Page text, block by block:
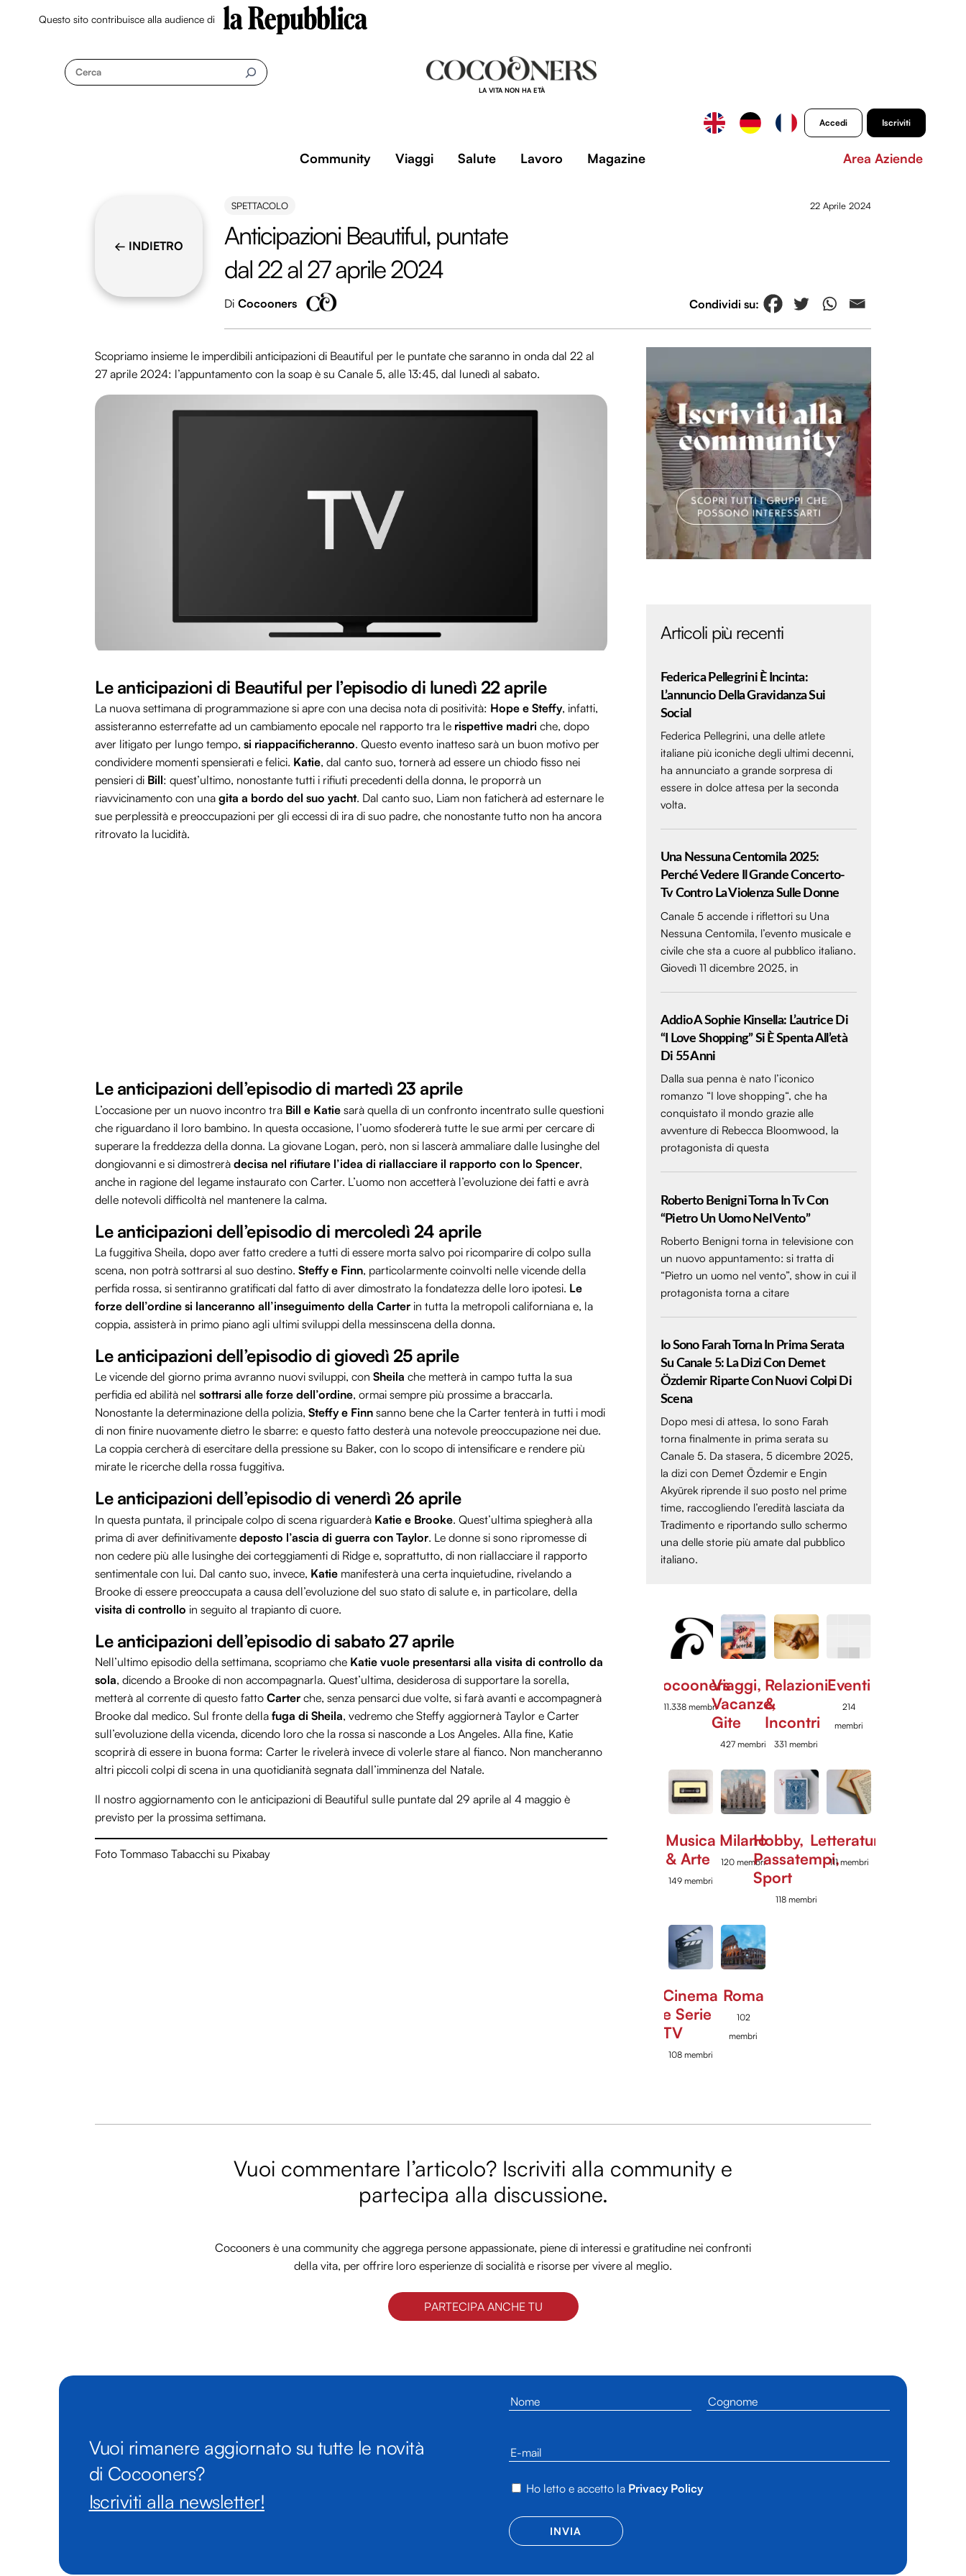
Questo sito contribuisce alla audience di
Cerca
LA VITA NON HA ETÀ
Accedi Iscriviti
Community Viaggi Salute Lavoro Magazine Area Aziende
← INDIETRO
SPETTACOLO 22 Aprile 2024
Anticipazioni Beautiful, puntate
dal 22 al 27 aprile 2024
Di Cocooners
Scopriamo insieme le imperdibili anticipazioni di Beautiful per le puntate che saranno in onda dal 22 al
27 aprile 2024: l’appuntamento con la soap è su Canale 5, alle 13:45, dal lunedì al sabato.
Le anticipazioni di Beautiful per l’episodio di lunedì 22 aprile
La nuova settimana di programmazione si apre con una decisa nota di positività: Hope e Steffy, infatti,
assisteranno esterrefatte ad un cambiamento epocale nel rapporto tra le rispettive madri che, dopo
aver litigato per lungo tempo, si riappacificheranno. Questo evento inatteso sarà un buon motivo per
condividere momenti spensierati e felici. Katie, dal canto suo, tornerà ad essere un chiodo fisso nei
pensieri di Bill: quest’ultimo, nonostante tutti i rifiuti precedenti della donna, le proporrà un
riavvicinamento con una gita a bordo del suo yacht. Dal canto suo, Liam non faticherà ad esternare le
sue perplessità e preoccupazioni per gli eccessi di ira di suo padre, che nonostante tutto non ha ancora
ritrovato la lucidità.
Le anticipazioni dell’episodio di martedì 23 aprile
L’occasione per un nuovo incontro tra Bill e Katie sarà quella di un confronto incentrato sulle questioni
che riguardano il loro bambino. In questa occasione, l’uomo sfodererà tutte le sue armi per cercare di
superare la freddezza della donna. La giovane Logan, però, non si lascerà ammaliare dalle lusinghe del
dongiovanni e si dimostrerà decisa nel rifiutare l’idea di riallacciare il rapporto con lo Spencer,
anche in ragione del legame instaurato con Carter. L’uomo non accetterà l’evoluzione dei fatti e avrà
delle notevoli difficoltà nel mantenere la calma.
Le anticipazioni dell’episodio di mercoledì 24 aprile
La fuggitiva Sheila, dopo aver fatto credere a tutti di essere morta salvo poi ricomparire di colpo sulla
scena, non potrà sottrarsi al suo destino. Steffy e Finn, particolarmente coinvolti nelle vicende della
perfida rossa, si sentiranno gratificati dal fatto di aver dimostrato la fondatezza delle loro ipotesi. Le
forze dell’ordine si lanceranno all’inseguimento della Carter in tutta la metropoli californiana e, la
coppia, assisterà in primo piano agli ultimi sviluppi della messinscena della donna.
Le anticipazioni dell’episodio di giovedì 25 aprile
Le vicende del giorno prima avranno nuovi sviluppi, con Sheila che metterà in campo tutta la sua
perfidia ed abilità nel sottrarsi alle forze dell’ordine, ormai sempre più prossime a braccarla.
Nonostante la determinazione della polizia, Steffy e Finn sanno bene che la Carter tenterà in tutti i modi
di non finire nuovamente dietro le sbarre: e questo fatto desterà una notevole preoccupazione nei due.
La coppia cercherà di esercitare della pressione su Baker, con lo scopo di intensificare e rendere più
mirate le ricerche della rossa fuggitiva.
Le anticipazioni dell’episodio di venerdì 26 aprile
In questa puntata, il principale colpo di scena riguarderà Katie e Brooke. Quest’ultima spiegherà alla
prima di aver definitivamente deposto l’ascia di guerra con Taylor. Le donne si sono ripromesse di
non cedere più alle lusinghe dei corteggiamenti di Ridge e, soprattutto, di non riallacciare il rapporto
sentimentale con lui. Dal canto suo, invece, Katie manifesterà una certa inquietudine, rivelando a
Brooke di essere preoccupata a causa dell’evoluzione del suo stato di salute e, in particolare, della
visita di controllo in seguito al trapianto di cuore.
Le anticipazioni dell’episodio di sabato 27 aprile
Nell’ultimo episodio della settimana, scopriamo che Katie vuole presentarsi alla visita di controllo da
sola, dicendo a Brooke di non accompagnarla. Quest’ultima, desiderosa di supportare la sorella,
metterà al corrente di questo fatto Carter che, senza pensarci due volte, si farà avanti e accompagnerà
Brooke dal medico. Sul fronte della fuga di Sheila, vedremo che Steffy aggiornerà Taylor e Carter
sull’evoluzione della vicenda, dicendo loro che la rossa si nasconde a Los Angeles. Alla fine, Katie
scoprirà di essere in buona forma: Carter le rivelerà invece di volerle stare al fianco. Non mancheranno
altri piccoli colpi di scena in una quotidianità segnata dall’imminenza del Natale.
Il nostro aggiornamento con le anticipazioni di Beautiful sulle puntate dal 29 aprile al 4 maggio è
previsto per la prossima settimana.
Foto Tommaso Tabacchi su Pixabay
Articoli più recenti
Federica Pellegrini È Incinta:
L’annuncio Della Gravidanza Sui
Social
Federica Pellegrini, una delle atlete
italiane più iconiche degli ultimi decenni,
ha annunciato a grande sorpresa di
essere in dolce attesa per la seconda
volta.
Una Nessuna Centomila 2025:
Perché Vedere Il Grande Concerto-
Tv Contro La Violenza Sulle Donne
Canale 5 accende i riflettori su Una
Nessuna Centomila, l’evento musicale e
civile che sta a cuore al pubblico italiano.
Giovedì 11 dicembre 2025, in
Addio A Sophie Kinsella: L’autrice Di
“I Love Shopping” Si È Spenta All’età
Di 55 Anni
Dalla sua penna è nato l’iconico
romanzo “I love shopping“, che ha
conquistato il mondo grazie alle
avventure di Rebecca Bloomwood, la
protagonista di questa
Roberto Benigni Torna In Tv Con
“Pietro Un Uomo Nel Vento”
Roberto Benigni torna in televisione con
un nuovo appuntamento: si tratta di
“Pietro un uomo nel vento”, show in cui il
protagonista torna a citare
Io Sono Farah Torna In Prima Serata
Su Canale 5: La Dizi Con Demet
Özdemir Riparte Con Nuovi Colpi Di
Scena
Dopo mesi di attesa, Io sono Farah
torna finalmente in prima serata su
Canale 5. Da stasera, 5 dicembre 2025,
la dizi con Demet Özdemir e Engin
Akyürek riprende il suo posto nel prime
time, raccogliendo l’eredità lasciata da
Tradimento e riportando sullo schermo
una delle storie più amate dal pubblico
italiano.
Cocooners
11.338 membri
Viaggi,
Vacanze,
Gite
427 membri
Relazioni
&
Incontri
331 membri
Eventi
214
membri
Musica
& Arte
149 membri
Milano
120 membri
Hobby,
Passatempi,
Sport
118 membri
Letteratura
111 membri
Cinema
e Serie
TV
108 membri
Roma
102
membri
Vuoi commentare l’articolo? Iscriviti alla community e
partecipa alla discussione.
Cocooners è una community che aggrega persone appassionate, piene di interessi e gratitudine nei confronti
della vita, per offrire loro esperienze di socialità e risorse per vivere al meglio.
PARTECIPA ANCHE TU
Vuoi rimanere aggiornato su tutte le novità
di Cocooners?
Iscriviti alla newsletter!
Ho letto e accetto la Privacy Policy